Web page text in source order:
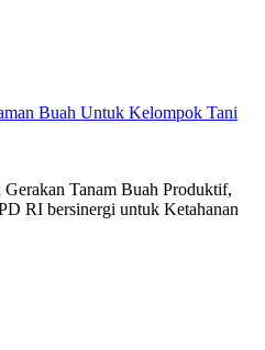
Buah Untuk Kelompok Tani
Tanam Buah Produktif,
RI bersinergi untuk Ketahanan